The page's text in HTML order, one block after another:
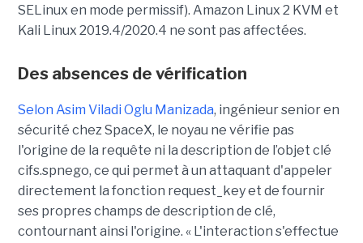
SELinux en mode permissif). Amazon Linux 2 KVM et
Kali Linux 2019.4/2020.4 ne sont pas affectées.
Des absences de vérification
Selon Asim Viladi Oglu Manizada, ingénieur senior en
sécurité chez SpaceX, le noyau ne vérifie pas
l'origine de la requête ni la description de l’objet clé
cifs.spnego, ce qui permet à un attaquant d'appeler
directement la fonction request_key et de fournir
ses propres champs de description de clé,
contournant ainsi l'origine. « L'interaction s'effectue